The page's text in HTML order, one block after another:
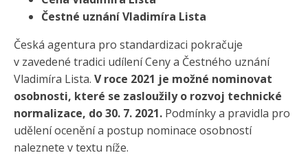
Čestné uznání Vladimíra Lista
Česká agentura pro standardizaci pokračuje
v zavedené tradici udílení Ceny a Čestného uznání
Vladimíra Lista. V roce 2021 je možné nominovat
osobnosti, které se zasloužily o rozvoj technické
normalizace, do 30. 7. 2021. Podmínky a pravidla pro
udělení ocenění a postup nominace osobností
naleznete v textu níže.